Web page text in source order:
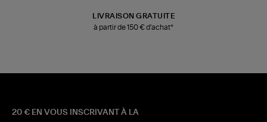
LIVRAISON GRATUITE
à partir de 150 € d'achat*
20 € EN VOUS INSCRIVANT À LA